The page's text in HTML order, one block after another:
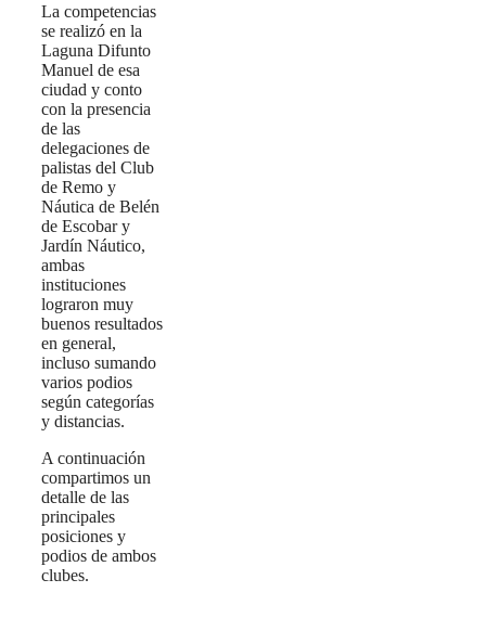
La competencias
se realizó en la
Laguna Difunto
Manuel de esa
ciudad y conto
con la presencia
de las
delegaciones de
palistas del Club
de Remo y
Náutica de Belén
de Escobar y
Jardín Náutico,
ambas
instituciones
lograron muy
buenos resultados
en general,
incluso sumando
varios podios
según categorías
y distancias.
A continuación
compartimos un
detalle de las
principales
posiciones y
podios de ambos
clubes.